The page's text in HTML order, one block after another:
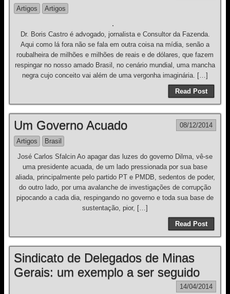
Artigos Artigos
Dr. Boris Castro é advogado, jornalista e Consultor da Fazenda.
Aqui como lá fora não se fala em outra coisa na mídia, senão a
roubalheira de milhões e milhões de reais e de dólares, que fazem
respingar no nosso amado Brasil, no cenário mundial, uma mancha
negra cujo conceito vai além de uma vergonha imaginária. […]
Read Post
Um Governo Acuado 08/12/2014
Artigos
Brasil
José Carlos Sfalcin Ao apagar das luzes do governo Dilma, vê-se
uma presidente acuada, de um lado pressionada por sua base
aliada, principalmente pelo partido PT e PMDB, sedentos de poder,
do outro lado, por uma avalanche de investigações de corrupção
pipocando a cada dia, respingando no governo e toda sua base de
sustentação, pior, […]
Read Post
Sindicato de Delegados de Minas
Gerais: um exemplo a ser seguido
14/04/2014